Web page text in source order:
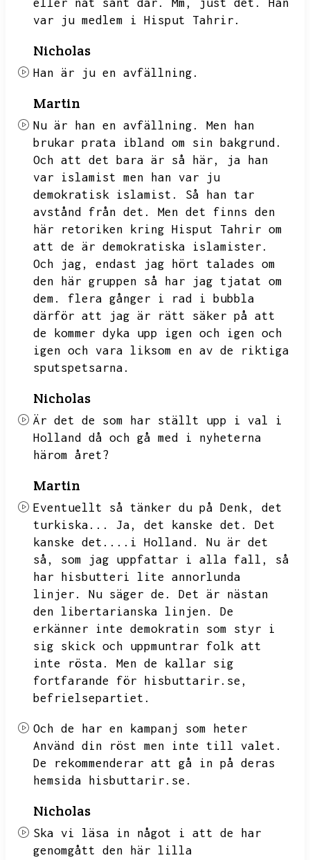
eller nåt sånt där. Mm, just det.
Han
var ju medlem i Hisput Tahrir.
Nicholas
Han är ju en avfällning.
Martin
Nu är han en avfällning.
Men han
brukar prata ibland om sin bakgrund.
Och att det bara är så här,
ja han
var islamist men han var ju
demokratisk islamist.
Så han tar
avstånd från det.
Men det finns den
här retoriken kring Hisput Tahrir om
att de är demokratiska islamister.
Och jag,
endast jag hört talades om
den här gruppen så har jag tjatat om
dem.
flera gånger i rad i bubbla
därför att jag är rätt säker på att
de kommer dyka upp igen och igen och
igen och vara liksom en av de riktiga
sputspetsarna.
Nicholas
Är det de som har ställt upp i val i
Holland då och gå med i nyheterna
härom året?
Martin
Eventuellt så tänker du på Denk,
det
turkiska...
Ja, det kanske det.
Det
kanske det....i Holland.
Nu är det
så,
som jag uppfattar i alla fall,
så
har hisbutteri lite annorlunda
linjer.
Nu säger de.
Det är nästan
den libertarianska linjen.
De
erkänner inte demokratin som styr i
sig skick och uppmuntrar folk att
inte rösta.
Men de kallar sig
fortfarande för hisbuttarir.se,
befrielsepartiet.
Och de har en kampanj som heter
Använd din röst men inte till valet.
De rekommenderar att gå in på deras
hemsida hisbuttarir.se.
Nicholas
Ska vi läsa in något i att de har
genomgått den här lilla